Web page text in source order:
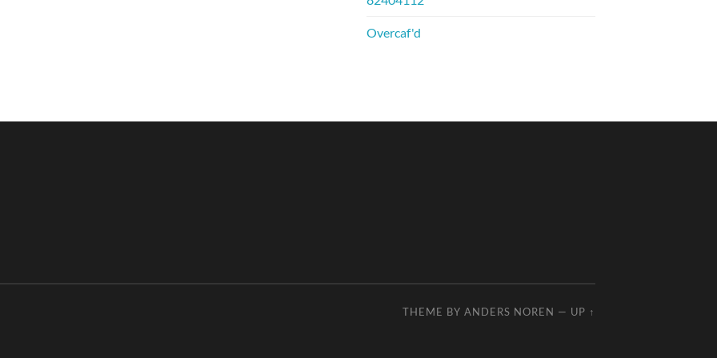
Overcaf'd
THEME BY ANDERS NOREN — UP ↑